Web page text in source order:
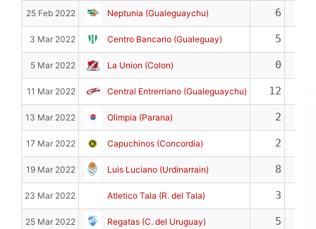
25 Feb 2022 Neptunia (Gualeguaychu) 6
3 Mar 2022 Centro Bancario (Gualeguay) 5
5 Mar 2022 La Union (Colon) 0
11 Mar 2022 Central Entrerriano (Gualeguaychu) 12
13 Mar 2022 Olimpia (Parana) 2
17 Mar 2022 Capuchinos (Concordia) 2
19 Mar 2022 Luis Luciano (Urdinarrain) 8
23 Mar 2022 Atletico Tala (R. del Tala) 3
25 Mar 2022 Regatas (C. del Uruguay) 5